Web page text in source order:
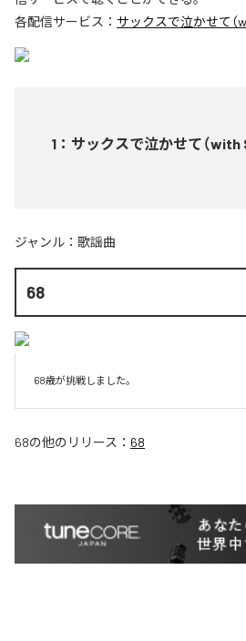
各配信サービス： サックスで泣かせて（
1 ： サックスで泣かせて（with
ジャンル： 歌謡曲
68
68歳が挑戦しました。
68の他のリリース： 68